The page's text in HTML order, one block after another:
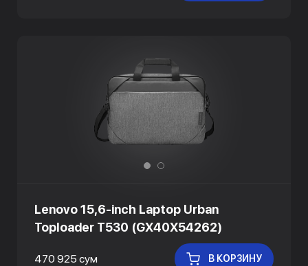
Lenovo 15,6-inch Laptop Urban
Toploader T530 (GX40X54262)
470 925 сум В КОРЗИНУ